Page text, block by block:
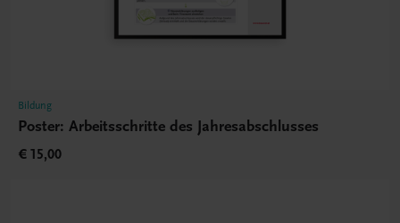
Bildung
Poster: Arbeitsschritte des Jahresabschlusses
€ 15,00